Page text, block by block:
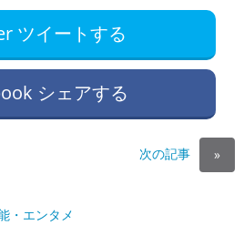
ツイートする
シェアする
次の記事 »
・エンタメ